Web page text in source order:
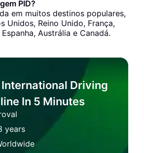
PID?
em muitos destinos populares,
Unidos, Reino Unido, França,
Austrália e Canadá.
Driving
In 5 Minutes
years